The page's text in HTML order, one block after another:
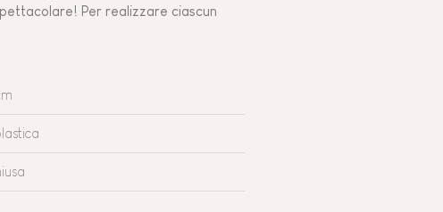
Per realizzare ciascun